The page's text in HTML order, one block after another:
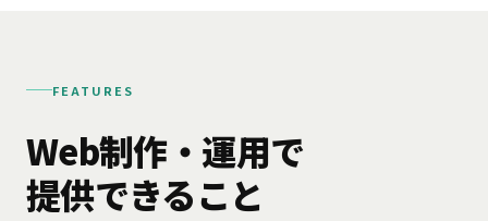
FEATURES
Web制作・運用で
提供できること